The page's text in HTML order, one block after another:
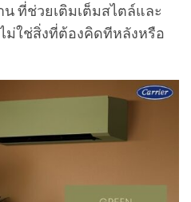
ที่ช่วยเติมเต็มสไตล์และ
ม่ใช่สิ่งที่ต้องคิดทีหลังหรือ